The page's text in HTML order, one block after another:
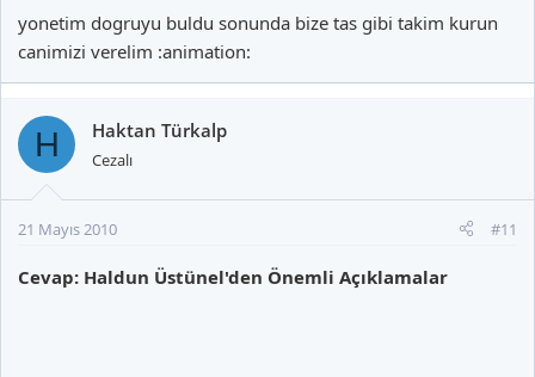
yonetim dogruyu buldu sonunda bize tas gibi takim kurun
canimizi verelim :animation:
H Haktan Türkalp
Cezalı
21 Mayıs 2010 #11
Cevap: Haldun Üstünel'den Önemli Açıklamalar